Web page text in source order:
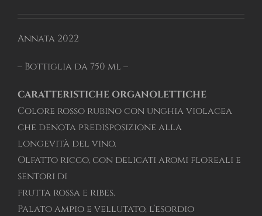
Annata 2022
– Bottiglia da 750 ml –
CARATTERISTICHE ORGANOLETTICHE
Colore rosso rubino con unghia violacea
che denota predisposizione alla
longevità del vino.
Olfatto ricco, con delicati aromi floreali e
sentori di
frutta rossa e ribes.
Palato ampio e vellutato, l’esordio